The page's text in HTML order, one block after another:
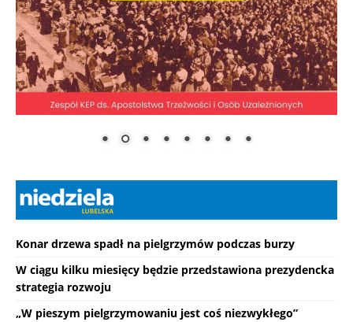
Konar drzewa spadł na pielgrzymów podczas burzy
W ciągu kilku miesięcy będzie przedstawiona prezydencka
strategia rozwoju
„W pieszym pielgrzymowaniu jest coś niezwykłego”